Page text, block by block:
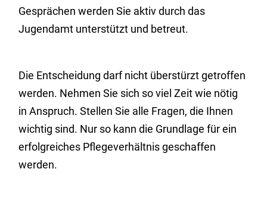
Gesprächen werden Sie aktiv durch das
Jugendamt unterstützt und betreut.
Die Entscheidung darf nicht überstürzt getroffen
werden. Nehmen Sie sich so viel Zeit wie nötig
in Anspruch. Stellen Sie alle Fragen, die Ihnen
wichtig sind. Nur so kann die Grundlage für ein
erfolgreiches Pflegeverhältnis geschaffen
werden.